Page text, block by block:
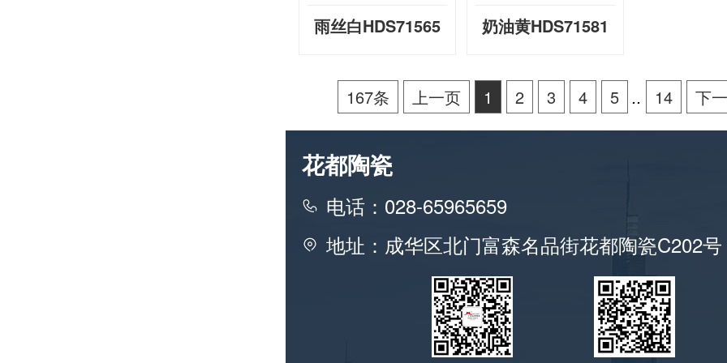
雨丝白HDS71565 奶油黄HDS71581
167条 上一页 1 2 3 4 5 .. 14 下
花都陶瓷
电话：028-65965659
地址：成华区北门富森名品街花都陶瓷C202号